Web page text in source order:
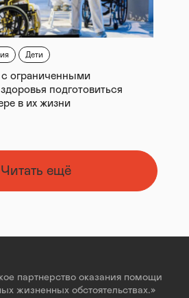
Дети
ограниченными
подготовиться
в их жизни
Читать ещё
партнерство оказания помощи
жизненных обстоятельствах.»